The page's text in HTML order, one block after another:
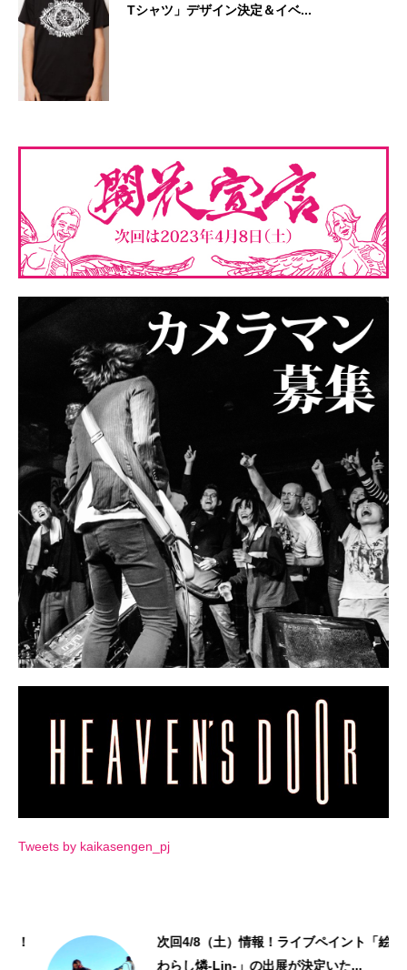
Tシャツ」デザイン決定＆イベ...
Tweets by kaikasengen_pj
次回4/8（土）情報！ライブペイント「絵描き
わらし燐-Lin-」の出展が決定いた...